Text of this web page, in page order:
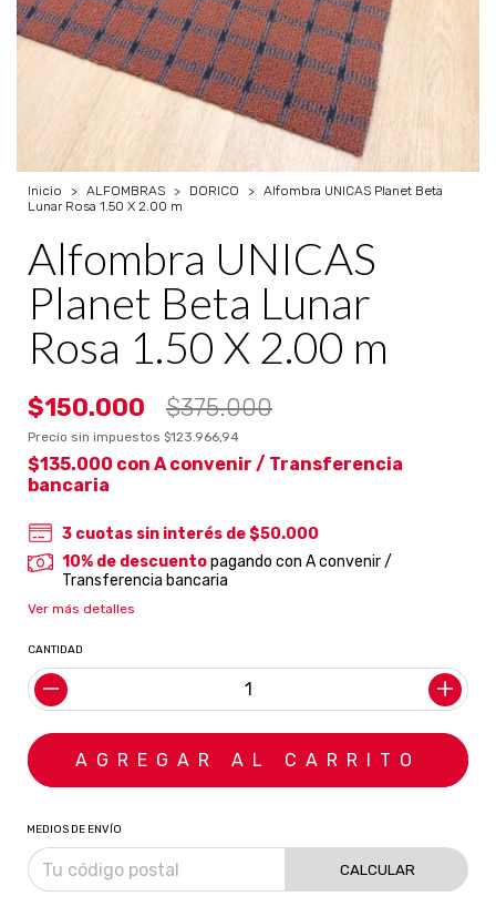
Inicio > ALFOMBRAS > DORICO > Alfombra UNICAS Planet Beta
Lunar Rosa 1.50 X 2.00 m
Alfombra UNICAS
Planet Beta Lunar
Rosa 1.50 X 2.00 m
$150.000 $375.000
Precio sin impuestos $123.966,94
$135.000 con A convenir / Transferencia
bancaria
3 cuotas sin interés de$50.000
10% de descuentopagando con A convenir /
Transferencia bancaria
Ver más detalles
CANTIDAD
MEDIOS DE ENVÍO
CALCULAR